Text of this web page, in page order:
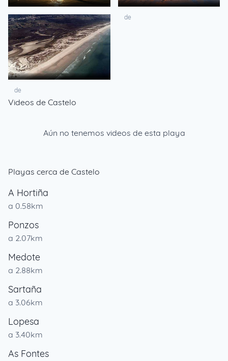
de de
de
Videos de Castelo
Aún no tenemos videos de esta playa
Playas cerca de Castelo
A Hortiña
a 0.58km
Ponzos
a 2.07km
Medote
a 2.88km
Sartaña
a 3.06km
Lopesa
a 3.40km
As Fontes